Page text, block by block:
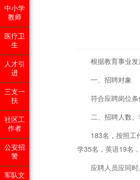
根据教育事业
一、招聘对象
符合应聘岗位条
二、招聘人数
183名，按照工
学35名，英语19名
应聘人员应同
中小学
教师
医疗卫
生
人才引
进
三支一
扶
社区工
作者
公安招
警
军队文